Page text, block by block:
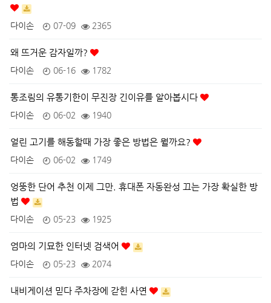
다이손 07-09 2365
왜 뜨거운 감자일까?
다이손 06-16 1782
통조림의 유통기한이 무진장 긴이유를 알아봅시다
다이손 06-02 1940
얼린 고기를 해동할때 가장 좋은 방법은 뭘까요?
다이손 06-02 1749
엉뚱한 단어 추천 이제 그만. 휴대폰 자동완성 끄는 가장 확실한 방
법
다이손 05-23 1925
엄마의 기묘한 인터넷 검색어
다이손 05-23 2074
내비게이션 믿다 주차장에 갇힌 사연